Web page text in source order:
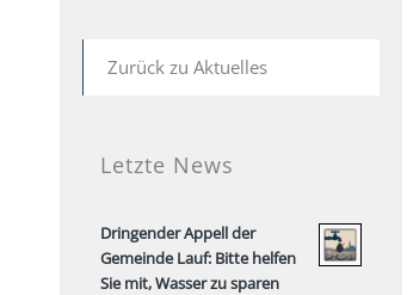
Zurück zu Aktuelles
Letzte News
Dringender Appell der
Gemeinde Lauf: Bitte helfen
Sie mit, Wasser zu sparen